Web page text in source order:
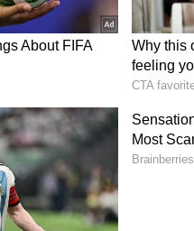
ವರ್ಗದೊಂದಿಗೆ ಅವರ
ಕಾಣಬಹುದು.
ಜನರ ಮೇಲಿರುತ್ತೆ ಶನಿ